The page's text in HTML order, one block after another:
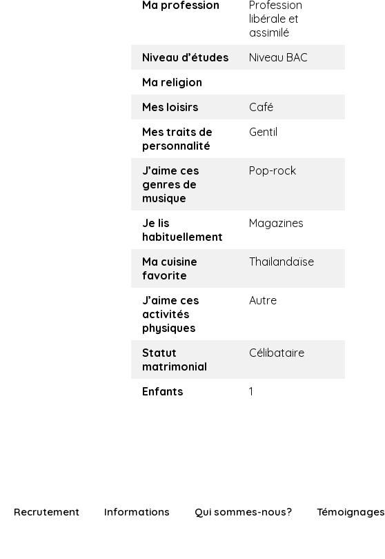
Ma profession
Profession
libérale et
assimilé
Niveau d’études
Niveau BAC
Ma religion
Mes loisirs
Café
Mes traits de
personnalité
Gentil
J’aime ces
genres de
musique
Pop-rock
Je lis
habituellement
Magazines
Ma cuisine
favorite
Thailandaïse
J’aime ces
activités
physiques
Autre
Statut
matrimonial
Célibataire
Enfants 1
Recrutement Informations Qui sommes-nous? Témoignages